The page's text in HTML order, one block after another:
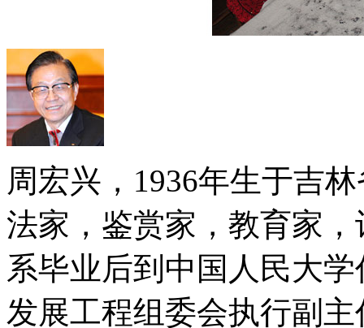
周宏兴，1936年生于吉
法家，鉴赏家，教育家
系毕业后到中国人民大
发展工程组委会执行副